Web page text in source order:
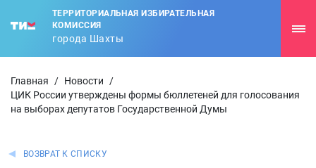
ТЕРРИТОРИАЛЬНАЯ ИЗБИРАТЕЛЬНАЯ
КОМИССИЯ
города Шахты
Главная / Новости
/
ЦИК России утверждены формы бюллетеней для голосования
на выборах депутатов Государственной Думы
ВОЗВРАТ К СПИСКУ